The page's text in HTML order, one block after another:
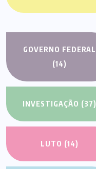
GOVERNO FEDERAL
(14)
INVESTIGAÇÃO (37)
LUTO (14)